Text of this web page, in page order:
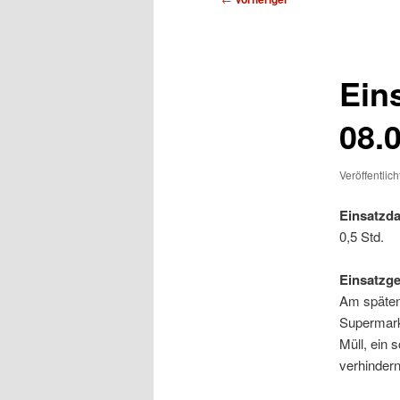
0,5 Std.
Am
Müll, ein